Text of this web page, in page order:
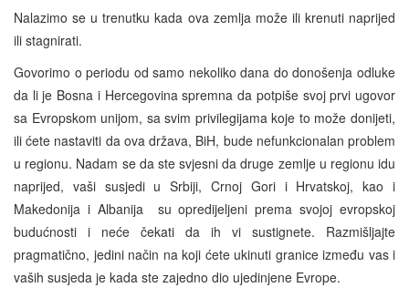
Nalazimo se u trenutku kada ova zemlja može ili krenuti naprijed
ili stagnirati.
Govorimo o periodu od samo nekoliko dana do donošenja odluke
da li je Bosna i Hercegovina spremna da potpiše svoj prvi ugovor
sa Evropskom unijom, sa svim privilegijama koje to može donijeti,
ili ćete nastaviti da ova država, BiH, bude nefunkcionalan problem
u regionu. Nadam se da ste svjesni da druge zemlje u regionu idu
naprijed, vaši susjedi u Srbiji, Crnoj Gori i Hrvatskoj, kao i
Makedonija i Albanija su opredijeljeni prema svojoj evropskoj
budućnosti i neće čekati da ih vi sustignete. Razmišljajte
pragmatično, jedini način na koji ćete ukinuti granice između vas i
vaših susjeda je kada ste zajedno dio ujedinjene Evrope.